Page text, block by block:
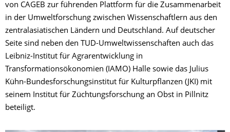
von CAGEB zur führenden Plattform für die Zusammenarbeit
in der Umweltforschung zwischen Wissenschaftlern aus den
zentralasiatischen Ländern und Deutschland. Auf deutscher
Seite sind neben den TUD-Umweltwissenschaften auch das
Leibniz-Institut für Agrarentwicklung in
Transformationsökonomien (IAMO) Halle sowie das Julius
Kühn-Bundesforschungsinstitut für Kulturpflanzen (JKI) mit
seinem Institut für Züchtungsforschung an Obst in Pillnitz
beteiligt.